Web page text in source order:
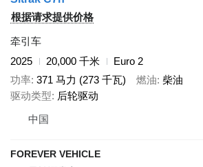
根据请求提供价格
牵引车
2025
20,000 千米
Euro 2
功率 371 马力 (273 千瓦) 燃油 柴油
驱动类型
后轮驱动
中国
FOREVER VEHICLE